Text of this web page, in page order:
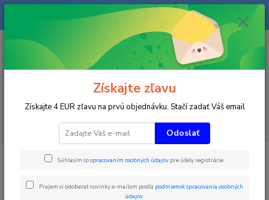
Na našom eshope sa priebežne pracuje a tovar sa priebežne dopĺňa. radi
Vás obslúžime i telefonicky na +421 911 906 066.
+421903906066
(Po-Pia, 9-16 hod.)
Časomiery
Witty medzičasová zostava (dvojitá fotobunka)
Witty medzičasová zostava
Získajte zľavu
Získajte 4 EUR zľavu na prvú objednávku. Stačí zadať Váš email
Odoslať
Súhlasím sospracovaním osobných údajov pre účely registrácie.
Prajem si odoberať novinky e-mailom podľa podmienok spracovania osobných
údajov